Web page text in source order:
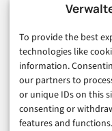
To provide the best
technologies like
information.
our partners to
or unique IDs on this
consenting or
features and functions.
Matter
Gerätechaos
1. August 2026